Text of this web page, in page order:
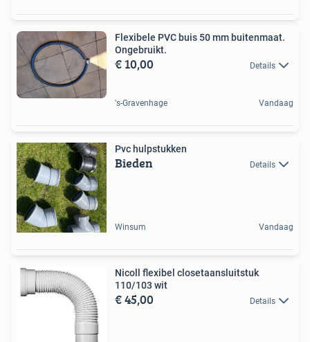
Flexibele PVC buis 50 mm buitenmaat.
Ongebruikt.
€ 10,00 Details
's-Gravenhage Vandaag
Pvc hulpstukken
Bieden Details
Winsum Vandaag
Nicoll flexibel closetaansluitstuk
110/103 wit
€ 45,00 Details